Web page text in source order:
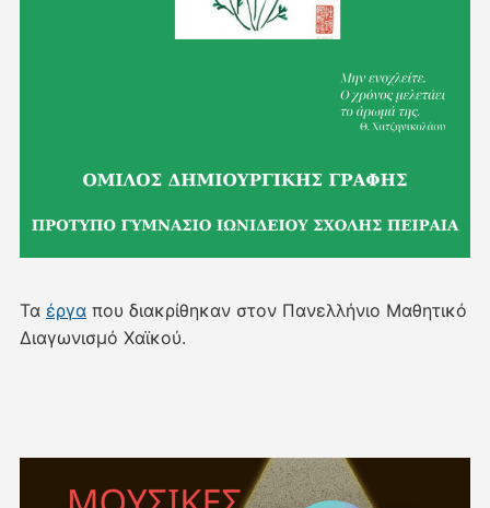
Τα έργαπου διακρίθηκαν στον Πανελλήνιο Μαθητικό
Διαγωνισμό Χαϊκού.